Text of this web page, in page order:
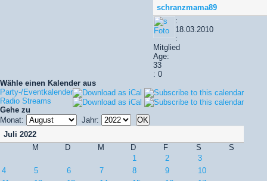
schranzmama89
:
18.03.2010
:
Mitglied
Age:
33
: 0
Wähle einen Kalender aus
Party-/Eventkalender
Radio Streams
Gehe zu
Monat:
Jahr:
Juli 2022
M
D M D F S
S
1
2
3
4
5 6 7 8 9
10